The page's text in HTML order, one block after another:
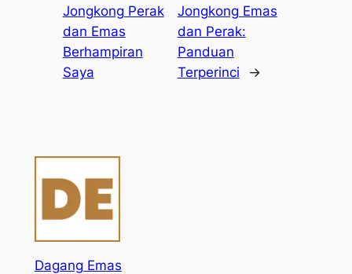
Jongkong Perak
dan Emas
Berhampiran
Saya
Jongkong Emas
dan Perak:
Panduan
Terperinci
→
Dagang Emas